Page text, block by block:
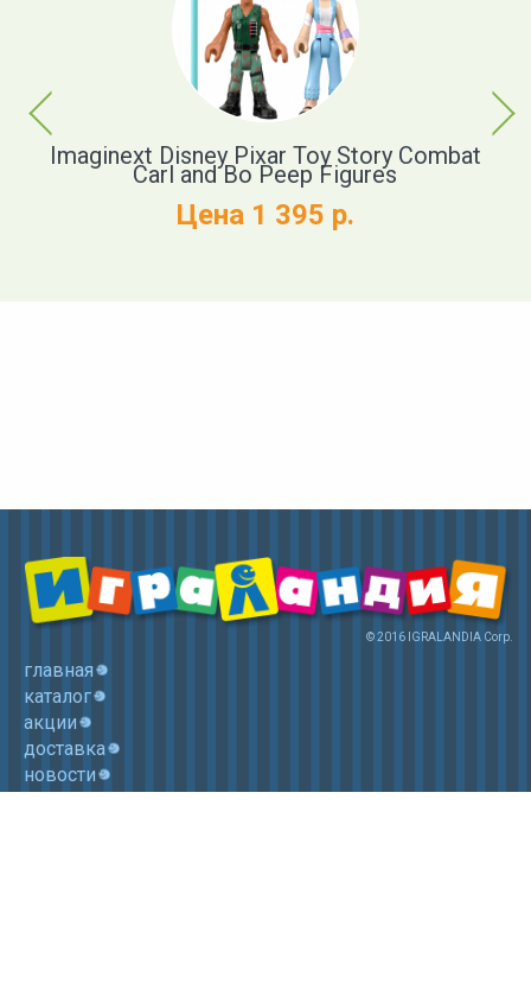
Previous
Imaginext Disney Pixar Toy Story Combat
Carl and Bo Peep Figures
Цена 1 395 р.
Next
© 2016 IGRALANDIA Corp.
главная
каталог
акции
доставка
новости